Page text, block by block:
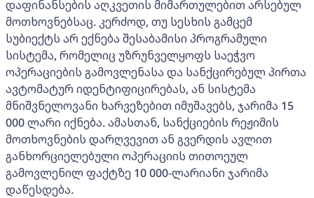
დაფინანსების აღკვეთის მიმართულებით არსებულ
მოთხოვნებსაც. კერძოდ, თუ სესხის გამცემ
სუბიექტს არ ექნება შესაბამისი პროგრამული
სისტემა, რომელიც უზრუნველყოფს საეჭვო
ოპერაციების გამოვლენასა და სანქცირებულ პირთა
ავტომატურ იდენტიფიცირებას, ან სისტემა
მნიშვნელოვანი ხარვეზებით იმუშავებს, ჯარიმა 15
000 ლარი იქნება. ამასთან, სანქციების რეჟიმის
მოთხოვნების დარღვევით ან გვერდის ავლით
განხორციელებული ოპერაციის თითოეულ
გამოვლენილ ფაქტზე 10 000-ლარიანი ჯარიმა
დაწესდება.